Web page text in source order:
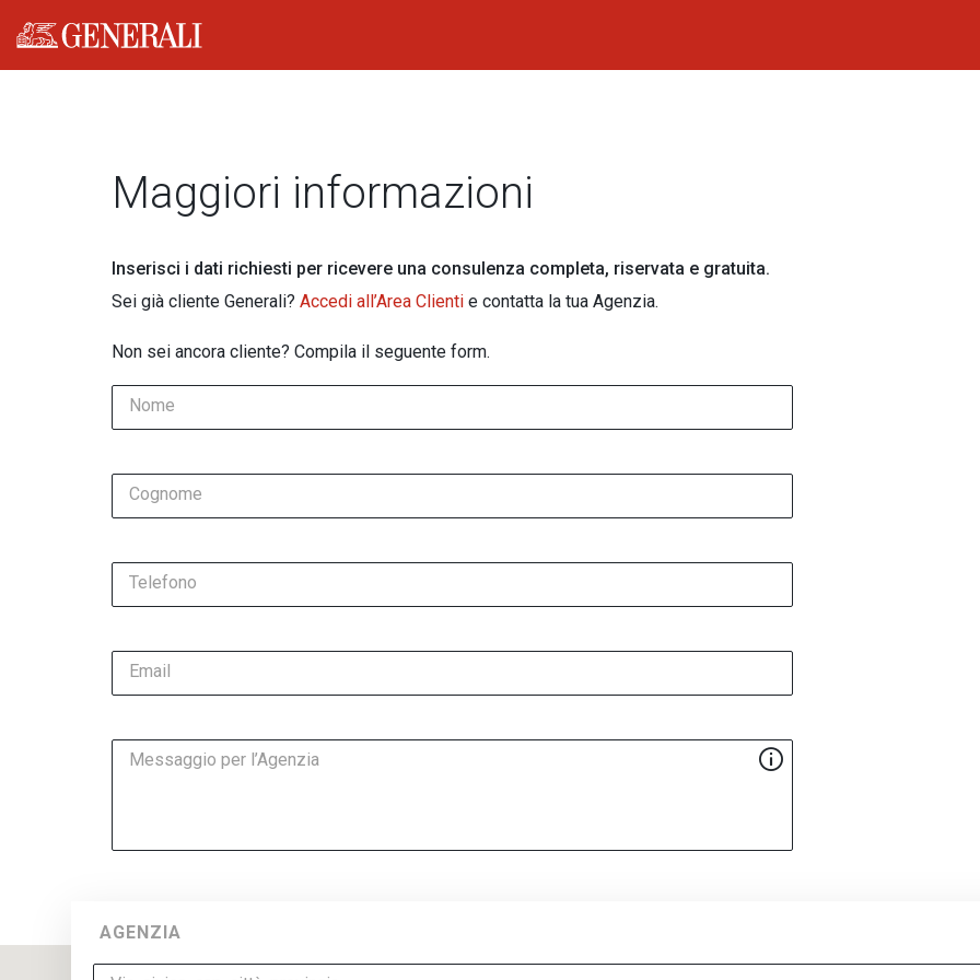
Generali logo
Maggiori informazioni
Inserisci i dati richiesti per ricevere una consulenza completa, riservata e gratuita.
Sei già cliente Generali? Accedi all’Area Clienti e contatta la tua Agenzia.
Non sei ancora cliente? Compila il seguente form.
Nome
Cognome
Telefono
Email
Messaggio per l’Agenzia
AGENZIA